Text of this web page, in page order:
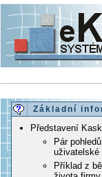
Základní
Představení
Pár
uživatelské
Příklad z